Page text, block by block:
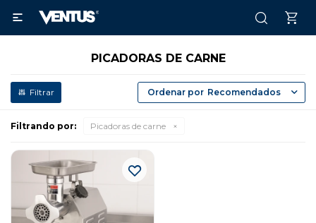

PICADORAS DE CARNE
Recomendados
Filtrando por: Picadoras de carne